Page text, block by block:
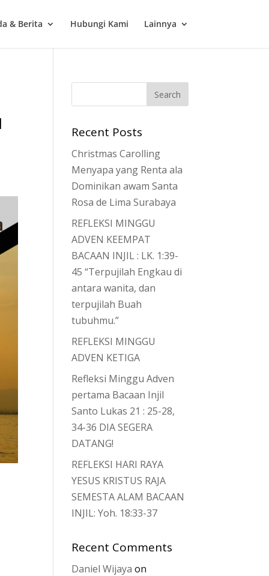
& Berita Hubungi Kami Lainnya
Recent Posts
Christmas Carolling
Menyapa yang Renta ala
Dominikan awam Santa
Rosa de Lima Surabaya
REFLEKSI MINGGU
ADVEN KEEMPAT
BACAAN INJIL : LK. 1:39-
45 “Terpujilah Engkau di
antara wanita, dan
terpujilah Buah
tubuhmu.”
REFLEKSI MINGGU
ADVEN KETIGA
Refleksi Minggu Adven
pertama Bacaan Injil
Santo Lukas 21 : 25-28,
34-36 DIA SEGERA
DATANG!
REFLEKSI HARI RAYA
YESUS KRISTUS RAJA
SEMESTA ALAM BACAAN
INJIL: Yoh. 18:33-37
Recent Comments
Daniel Wijaya on